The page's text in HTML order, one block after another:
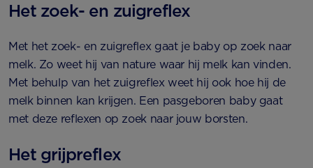
Het zoek- en zuigreflex
Met het zoek- en zuigreflex gaat je baby op zoek naar
melk. Zo weet hij van nature waar hij melk kan vinden.
Met behulp van het zuigreflex weet hij ook hoe hij de
melk binnen kan krijgen. Een pasgeboren baby gaat
met deze reflexen op zoek naar jouw borsten.
Het grijpreflex